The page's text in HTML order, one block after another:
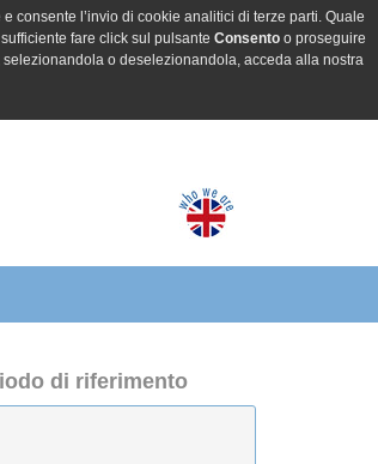
consente l’invio di cookie analitici di terze parti. Quale
fare click sul pulsante Consentoo proseguire
o deselezionandola, acceda alla nostra
di riferimento